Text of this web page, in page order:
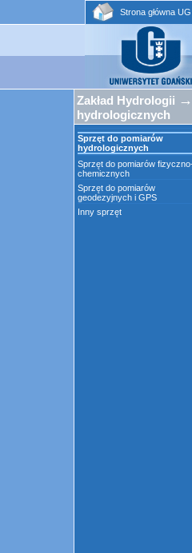
Strona główna UG
Zakład Hydrologii →
hydrologicznych
Sprzęt do pomiarów
hydrologicznych
Sprzęt do pomiarów
chemicznych
Sprzęt do pomiarów
geodezyjnych i GPS
Inny sprzęt